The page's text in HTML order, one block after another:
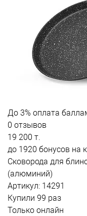
До 3% оплата
0 отзывов
19 200 т.
до 1920 бонусов на
Сковорода для
(алюминий)
Артикул: 14291
Купили 99 раз
Только онлайн